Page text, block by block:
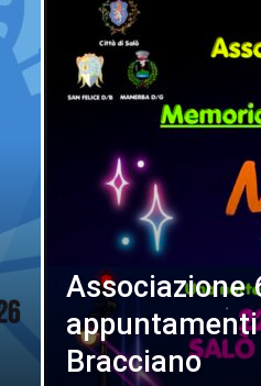
Associazione
Bracciano